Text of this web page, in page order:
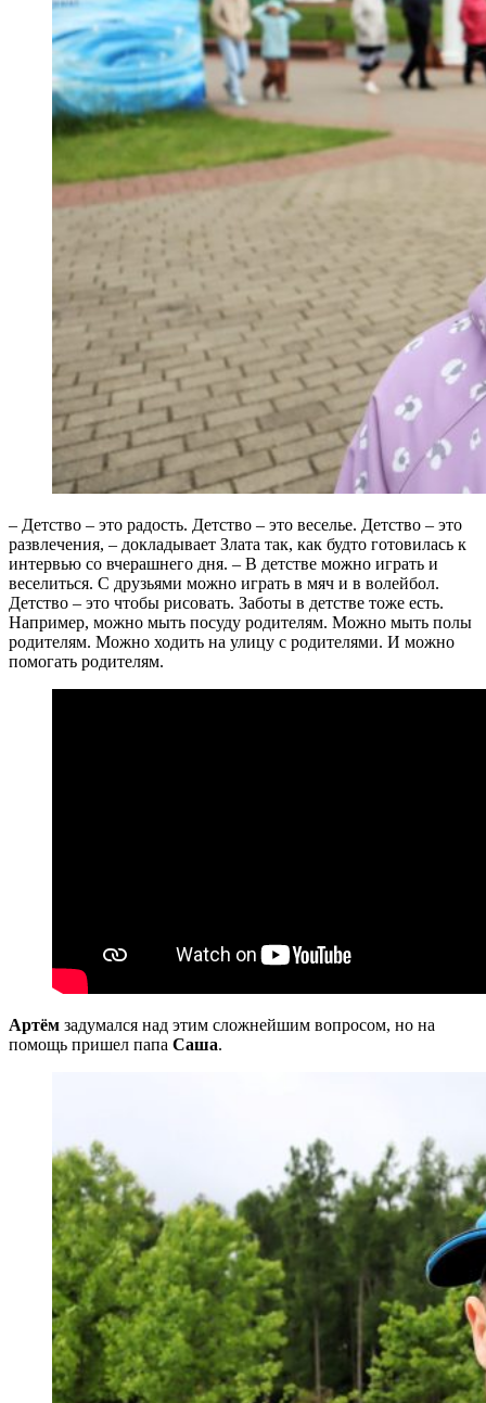
– Детство – это радость. Детство – это веселье. Детство – это
развлечения, – докладывает Злата так, как будто готовилась к
интервью со вчерашнего дня. – В детстве можно играть и
веселиться. С друзьями можно играть в мяч и в волейбол.
Детство – это чтобы рисовать. Заботы в детстве тоже есть.
Например, можно мыть посуду родителям. Можно мыть полы
родителям. Можно ходить на улицу с родителями. И можно
помогать родителям.
Артём задумался над этим сложнейшим вопросом, но на
помощь пришел папа Саша.